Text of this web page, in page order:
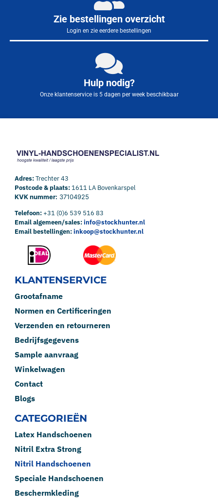
Zie bestellingen overzicht
Login en zie eerdere bestellingen
Hulp nodig?
Onze klantenservice is 5 dagen per week beschikbaar
Adres:Trechter 43
Postcode & plaats: 1611 LA Bovenkarspel
KVK nummer: 37104925
Telefoon:+31 (0)6 539 516 83
Email algemeen/sales:info@stockhunter.nl
Email bestellingen:inkoop@stockhunter.nl
KLANTENSERVICE
Grootafname
Normen en Certificeringen
Verzenden en retourneren
Bedrijfsgegevens
Sample aanvraag
Winkelwagen
Contact
Blogs
CATEGORIEËN
Latex Handschoenen
Nitril Extra Strong
Nitril Handschoenen
Speciale Handschoenen
Beschermkleding